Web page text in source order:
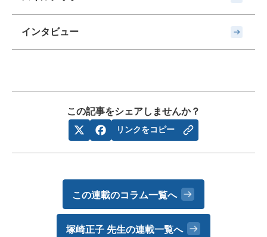
インタビュー
この記事をシェアしませんか？
リンクをコピー
この連載のコラム一覧へ
塚崎正子 先生の連載一覧へ